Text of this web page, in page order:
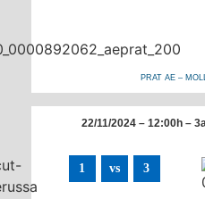
PRAT AE –
22/11/2024 – 12:00h –
1 vs 3